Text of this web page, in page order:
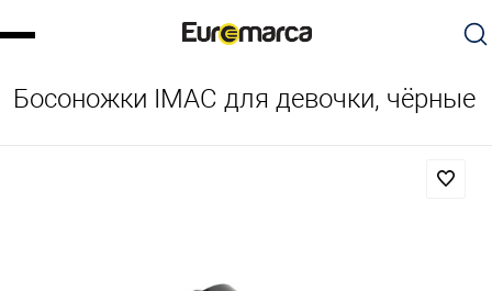
Босоножки IMAC для девочки, чёрные